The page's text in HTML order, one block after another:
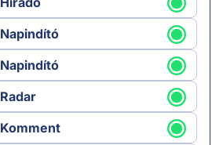
Napindító
Napindító
Radar
Komment